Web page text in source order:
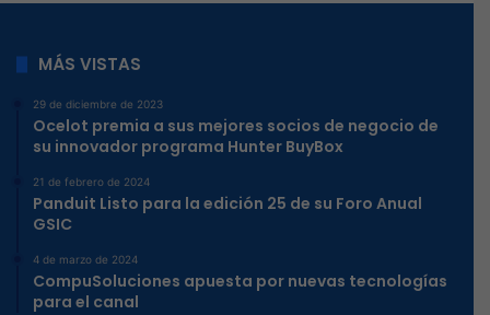
MÁS VISTAS
29 de diciembre de 2023
Ocelot premia a sus mejores socios de negocio de
su innovador programa Hunter BuyBox
21 de febrero de 2024
Panduit Listo para la edición 25 de su Foro Anual
GSIC
4 de marzo de 2024
CompuSoluciones apuesta por nuevas tecnologías
para el canal